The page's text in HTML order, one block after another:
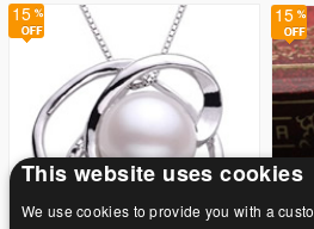
15
15
This website uses cookies
We use cookies to provide you with a